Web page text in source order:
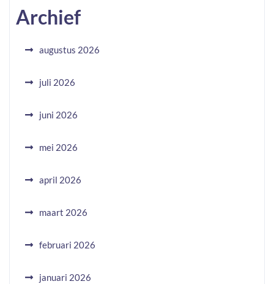
Archief
augustus 2026
juli 2026
juni 2026
mei 2026
april 2026
maart 2026
februari 2026
januari 2026